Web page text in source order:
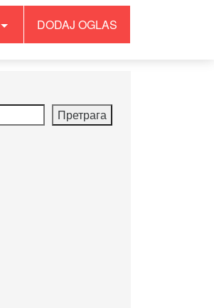
DODAJ OGLAS
Претрага